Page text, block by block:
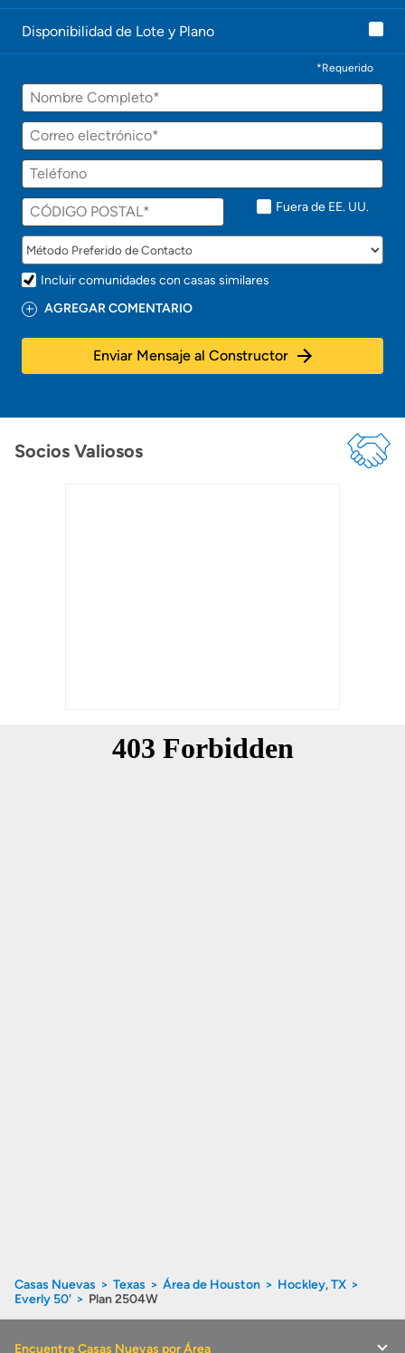
Disponibilidad de Lote y Plano
*Requerido
Fuera de EE. UU.
Incluir comunidades con casas similares
AGREGAR COMENTARIO
Enviar Mensaje al Constructor
Socios Valiosos
Casas Nuevas Texas Área de Houston
Hockley, TX
Everly 50'
Plan 2504W
Encuentre Casas Nuevas por Área